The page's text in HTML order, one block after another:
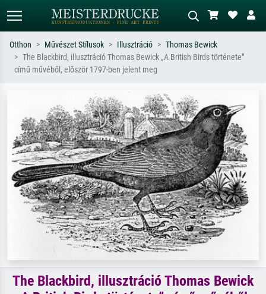
Alap keresés
szerint – pl. Monet, Csillagos éj,
impresszionizmus, Hokusai-hullám,
akt.
piros absztrakt, sötét olajkép, álló akt
egy fa mellett.
Otthon Művészet Stílusok Illusztráció
Thomas Bewick
The Blackbird, illusztráció Thomas Bewick „A British Birds története”
című művéből, először 1797-ben jelent meg
The Blackbird, illusztráció Thomas Bewick